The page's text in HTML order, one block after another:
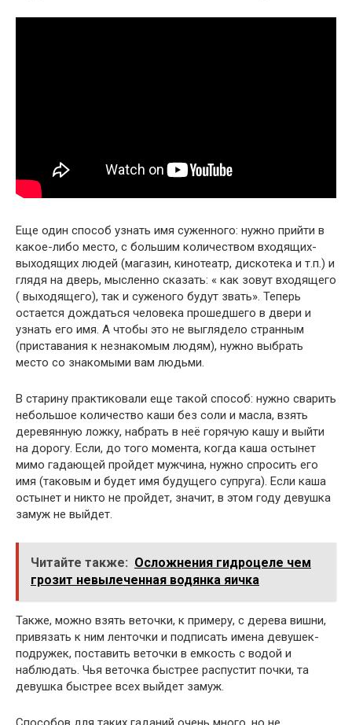
Еще один способ узнать имя суженного: нужно прийти в
какое-либо место, с большим количеством входящих-
выходящих людей (магазин, кинотеатр, дискотека и т.п.) и
глядя на дверь, мысленно сказать: « как зовут входящего
( выходящего), так и суженого будут звать». Теперь
остается дождаться человека прошедшего в двери и
узнать его имя. А чтобы это не выглядело странным
(приставания к незнакомым людям), нужно выбрать
место со знакомыми вам людьми.
В старину практиковали еще такой способ: нужно сварить
небольшое количество каши без соли и масла, взять
деревянную ложку, набрать в неё горячую кашу и выйти
на дорогу. Если, до того момента, когда каша остынет
мимо гадающей пройдет мужчина, нужно спросить его
имя (таковым и будет имя будущего супруга). Если каша
остынет и никто не пройдет, значит, в этом году девушка
замуж не выйдет.
Читайте также: Осложнения гидроцеле чем
грозит невылеченная водянка яичка
Также, можно взять веточки, к примеру, с дерева вишни,
привязать к ним ленточки и подписать имена девушек-
подружек, поставить веточки в емкость с водой и
наблюдать. Чья веточка быстрее распустит почки, та
девушка быстрее всех выйдет замуж.